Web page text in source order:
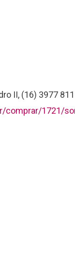
II, (16) 3977
comprar/1721/